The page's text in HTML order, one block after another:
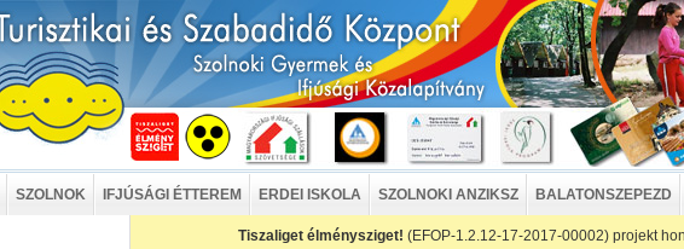
SZOLNOK IFJÚSÁGI ÉTTEREM ERDEI ISKOLA SZOLNOKI ANZIKSZ BALATONSZEPEZD
Tiszaliget élménysziget! (EFOP-1.2.12-17-2017-00002) projekt